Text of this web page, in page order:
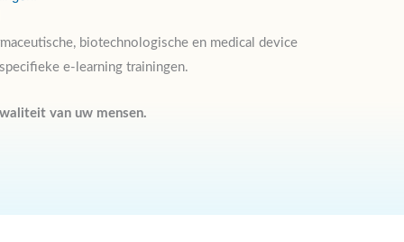
biotechnologische en medical device
e-learning trainingen.
van uw mensen.